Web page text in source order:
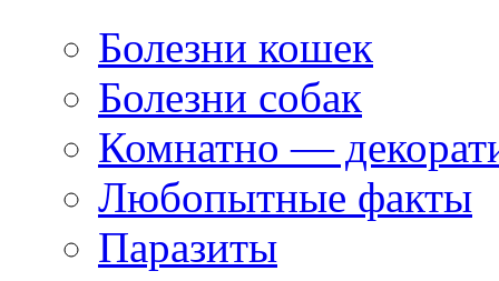
Болезни кошек
Болезни собак
Комнатно —
Любопытные факты
Паразиты